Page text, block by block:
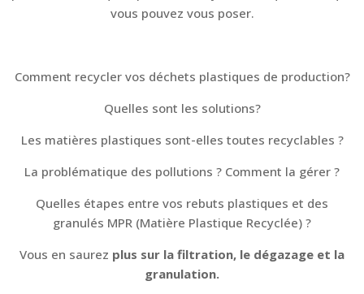
vous pouvez vous poser.
Comment recycler vos déchets plastiques de production?
Quelles sont les solutions?
Les matières plastiques sont-elles toutes recyclables ?
La problématique des pollutions ? Comment la gérer ?
Quelles étapes entre vos rebuts plastiques et des
granulés MPR (Matière Plastique Recyclée) ?
Vous en saurez plus sur la filtration, le dégazage et la
granulation.